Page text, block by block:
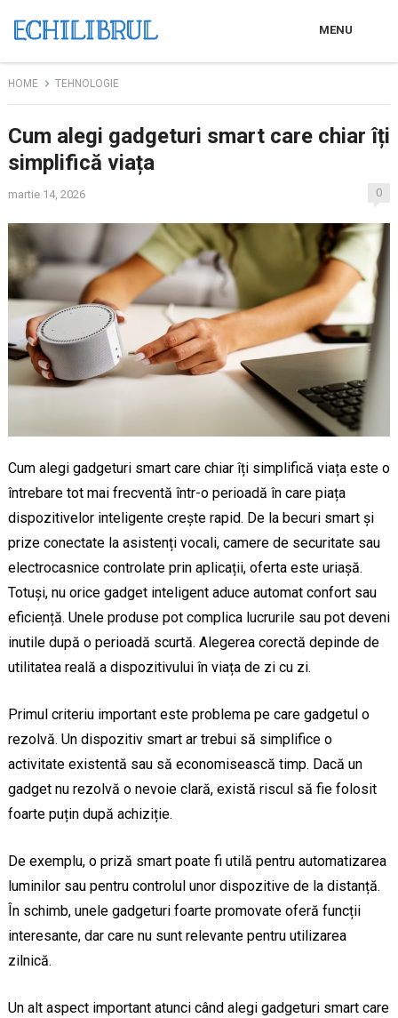
MENU
HOME TEHNOLOGIE
Cum alegi gadgeturi smart care chiar îți
simplifică viața
martie 14, 2026 0
Cum alegi gadgeturi smart care chiar îți simplifică viața este o
întrebare tot mai frecventă într-o perioadă în care piața
dispozitivelor inteligente crește rapid. De la becuri smart și
prize conectate la asistenți vocali, camere de securitate sau
electrocasnice controlate prin aplicații, oferta este uriașă.
Totuși, nu orice gadget inteligent aduce automat confort sau
eficiență. Unele produse pot complica lucrurile sau pot deveni
inutile după o perioadă scurtă. Alegerea corectă depinde de
utilitatea reală a dispozitivului în viața de zi cu zi.
Primul criteriu important este problema pe care gadgetul o
rezolvă. Un dispozitiv smart ar trebui să simplifice o
activitate existentă sau să economisească timp. Dacă un
gadget nu rezolvă o nevoie clară, există riscul să fie folosit
foarte puțin după achiziție.
De exemplu, o priză smart poate fi utilă pentru automatizarea
luminilor sau pentru controlul unor dispozitive de la distanță.
În schimb, unele gadgeturi foarte promovate oferă funcții
interesante, dar care nu sunt relevante pentru utilizarea
zilnică.
Un alt aspect important atunci când alegi gadgeturi smart care